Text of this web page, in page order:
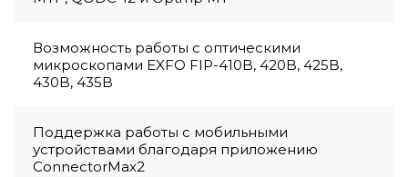
Возможность работы с оптическими
микроскопами EXFO FIP-410B, 420B, 425B,
430B, 435B
Поддержка работы с мобильными
устройствами благодаря приложению
ConnectorMax2